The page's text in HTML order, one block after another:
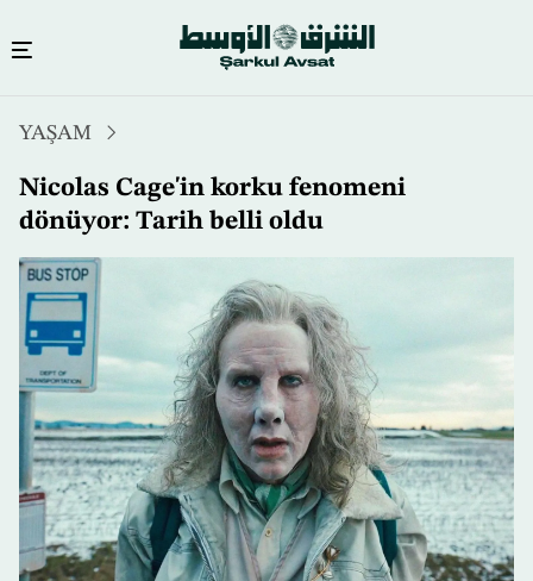
içeriğe
atla
YAŞAM
Nicolas Cage'in korku fenomeni
dönüyor: Tarih belli oldu